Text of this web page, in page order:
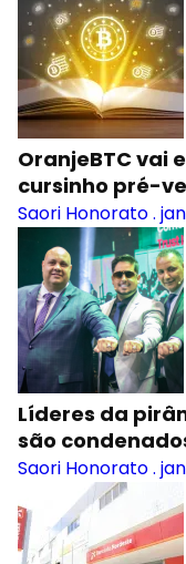
OranjeBTC vai
cursinho pré-
Saori Honorato.
Líderes da
são
Saori Honorato.